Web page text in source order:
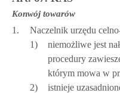
Konwój towarów
1.
Naczelnik urzędu
1)
niemożliwe jest
procedury
którym mowa w
2)
istnieje